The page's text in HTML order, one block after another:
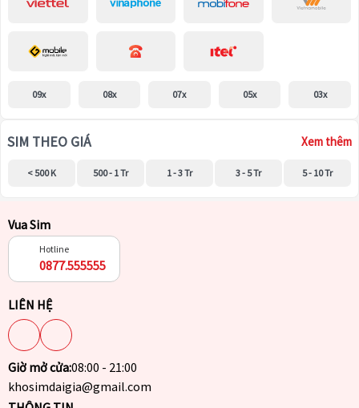
09x 08x 07x 05x 03x
SIM THEO GIÁ Xem thêm
< 500 K 500 - 1 Tr 1 - 3 Tr 3 - 5 Tr 5 - 10 Tr
Vua Sim
Hotline
0877.555555
LIÊN HỆ
Giờ mở cửa:08:00 - 21:00
khosimdaigia@gmail.com